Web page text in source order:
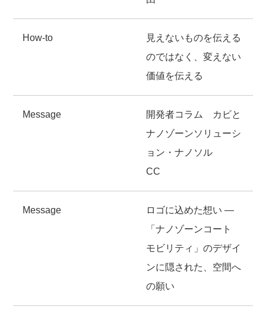
How-to
見えないものを伝える
のではなく、変えない
価値を伝える
Message
開発者コラム カビと
ナノゾーンソリューシ
ョン・ナノソル
CC
Message
ロゴに込めた想い ―
「ナノゾーンコート
モビリティ」のデザイ
ンに隠された、空間へ
の願い